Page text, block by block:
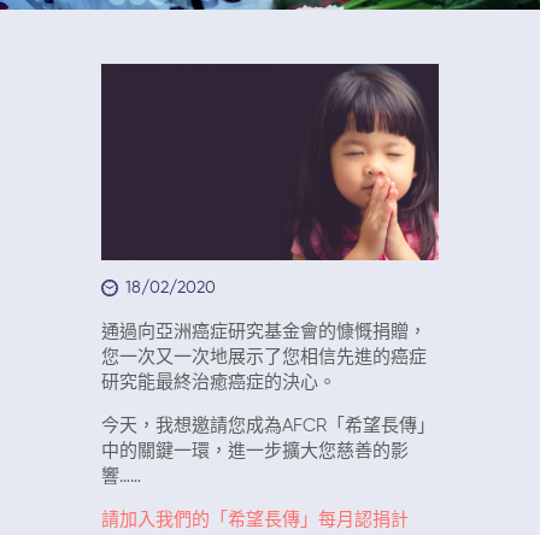
18/02/2020
通過向亞洲癌症研究基金會的慷慨捐贈，
您一次又一次地展示了您相信先進的癌症
研究能最終治癒癌症的決心。
今天，我想邀請您成為AFCR「希望長傳」
中的關鍵一環，進一步擴大您慈善的影
響……
請加入我們的「希望長傳」每月認捐計